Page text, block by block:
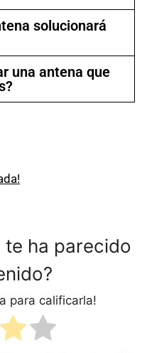
solucionará
una antena que
te ha parecido
para calificarla!